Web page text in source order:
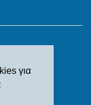
για